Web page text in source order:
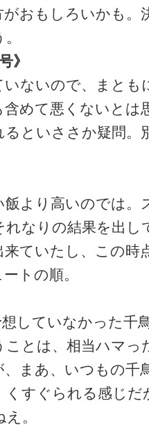
おもしろいかも。
》
いないので、まと
めて悪くないとは
といささか疑問。
飯より高いのでは。
なりの結果を出し
ていたし、この時
トの順。
していなかった千
とは、相当ハマっ
まあ、いつもの千
くすぐられる感じ
。